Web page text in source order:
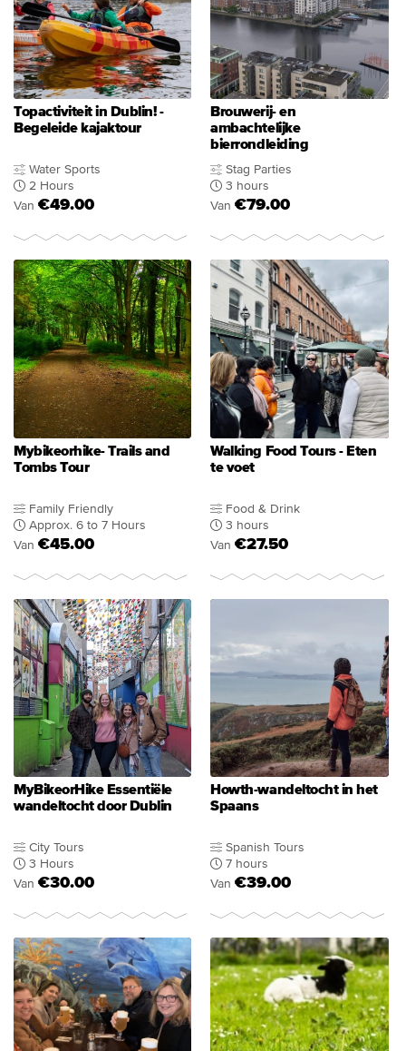
Topactiviteit in Dublin! -
Begeleide kajaktour
Water Sports
2 Hours
Van €49.00
Brouwerij- en
ambachtelijke
bierrondleiding
Stag Parties
3 hours
Van €79.00
Mybikeorhike- Trails and
Tombs Tour
Family Friendly
Approx. 6 to 7 Hours
Van €45.00
Walking Food Tours - Eten
te voet
Food & Drink
3 hours
Van €27.50
MyBikeorHike Essentiële
wandeltocht door Dublin
City Tours
3 Hours
Van €30.00
Howth-wandeltocht in het
Spaans
Spanish Tours
7 hours
Van €39.00